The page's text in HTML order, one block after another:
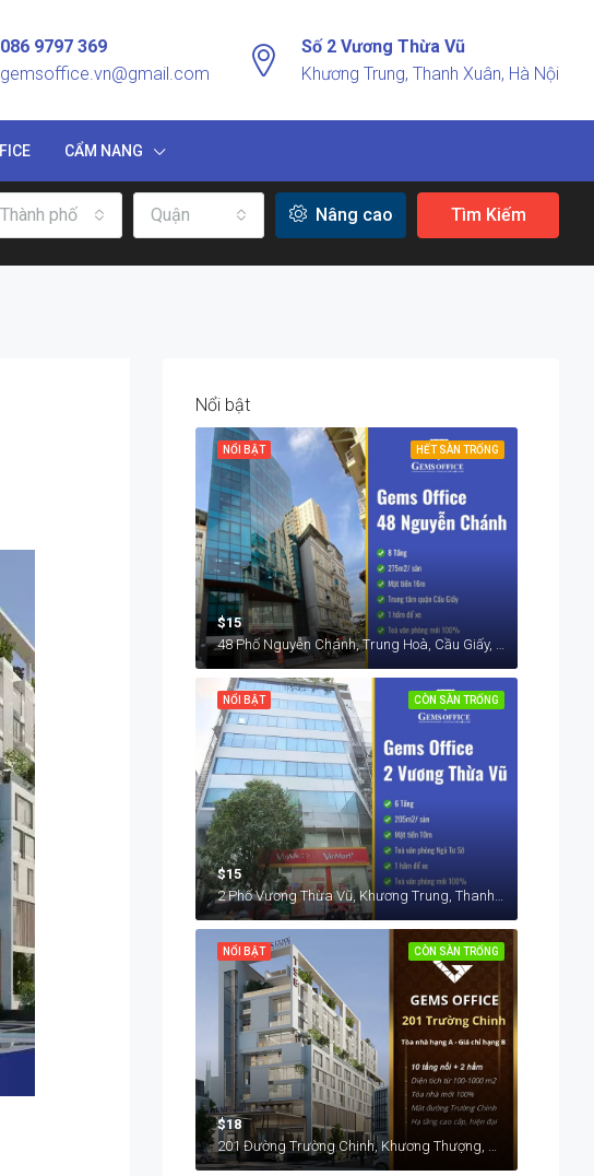
086 9797 369
gemsoffice.vn@gmail.com
Số 2 Vương Thừa Vũ
Khương Trung, Thanh Xuân, Hà Nội
CẨM NANG
Thành phố Quận Nâng cao Tìm Kiếm
Nổi bật
HẾT SÀN TRỐNG
NỔI BẬT
$15
48 Phố Nguyễn Chánh, Trung Hoà, Cầu Giấy, Hà Nội, Việt Nam
CÒN SÀN TRỐNG
NỔI BẬT
$15
CÒN SÀN TRỐNG
NỔI BẬT
$18